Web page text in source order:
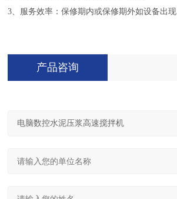
3、服务效率：保修期内或保修期外如设备出现
产品咨询